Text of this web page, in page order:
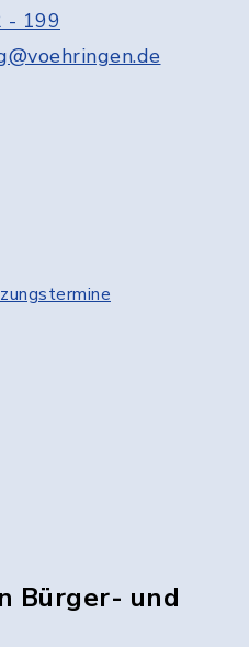
- 199
Bürger- und